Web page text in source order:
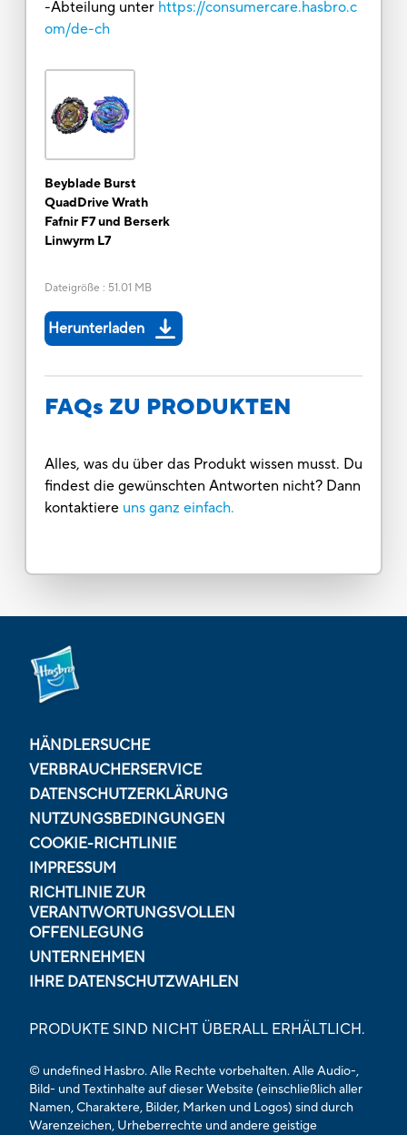
-Abteilung unter https://consumercare.hasbro.c
om/de-ch
Beyblade Burst
QuadDrive Wrath
Fafnir F7 und Berserk
Linwyrm L7
Dateigröße : 51.01 MB
Herunterladen
FAQs ZU PRODUKTEN
Alles, was du über das Produkt wissen musst. Du
findest die gewünschten Antworten nicht? Dann
kontaktiere uns ganz einfach.
HÄNDLERSUCHE
VERBRAUCHERSERVICE
DATENSCHUTZERKLÄRUNG
NUTZUNGSBEDINGUNGEN
COOKIE-RICHTLINIE
IMPRESSUM
RICHTLINIE ZUR
VERANTWORTUNGSVOLLEN
OFFENLEGUNG
UNTERNEHMEN
IHRE DATENSCHUTZWAHLEN
PRODUKTE SIND NICHT ÜBERALL ERHÄLTLICH.
© undefined Hasbro. Alle Rechte vorbehalten. Alle Audio-,
Bild- und Textinhalte auf dieser Website (einschließlich aller
Namen, Charaktere, Bilder, Marken und Logos) sind durch
Warenzeichen, Urheberrechte und andere geistige